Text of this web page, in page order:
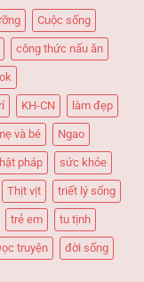
Cuộc sống
công thức nấu ăn
KH-CN làm đẹp
và bé Ngao
pháp sức khỏe
Thịt vịt triết lý sống
trẻ em tu tịnh
truyện đời sống